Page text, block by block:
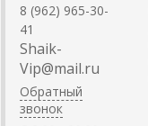
8 (962) 965-30-
41
Shaik-
Vip@mail.ru
Обратный
звонок